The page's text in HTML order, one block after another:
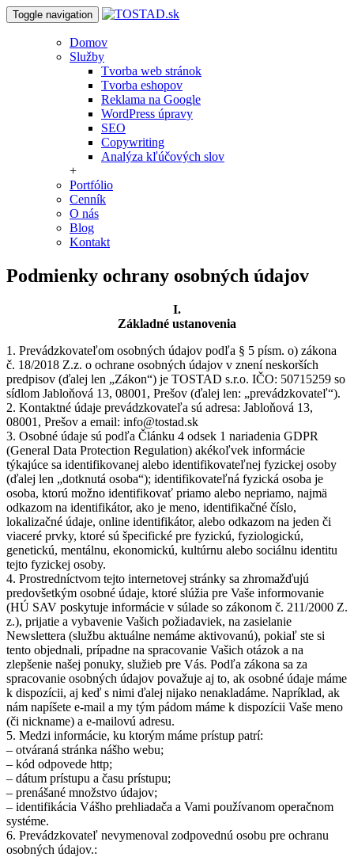
Toggle navigation
Domov
Služby
Tvorba web stránok
Tvorba eshopov
Reklama na Google
WordPress úpravy
SEO
Copywriting
Analýza kľúčových slov
+
Portfólio
Cenník
O nás
Blog
Kontakt
Podmienky ochrany osobných údajov
I.
Základné ustanovenia
1. Prevádzkovateľom osobných údajov podľa § 5 písm. o) zákona
č. 18/2018 Z.z. o ochrane osobných údajov v znení neskorších
predpisov (ďalej len „Zákon“) je TOSTAD s.r.o. IČO: 50715259 so
sídlom Jabloňová 13, 08001, Prešov (ďalej len: „prevádzkovateľ“).
2. Kontaktné údaje prevádzkovateľa sú adresa: Jabloňová 13,
08001, Prešov a email: info@tostad.sk
3. Osobné údaje sú podľa Článku 4 odsek 1 nariadenia GDPR
(General Data Protection Regulation) akékoľvek informácie
týkajúce sa identifikovanej alebo identifikovateľnej fyzickej osoby
(ďalej len „dotknutá osoba“); identifikovateľná fyzická osoba je
osoba, ktorú možno identifikovať priamo alebo nepriamo, najmä
odkazom na identifikátor, ako je meno, identifikačné číslo,
lokalizačné údaje, online identifikátor, alebo odkazom na jeden či
viaceré prvky, ktoré sú špecifické pre fyzickú, fyziologickú,
genetickú, mentálnu, ekonomickú, kultúrnu alebo sociálnu identitu
tejto fyzickej osoby.
4. Prostredníctvom tejto internetovej stránky sa zhromažďujú
predovšetkým osobné údaje, ktoré slúžia pre Vaše informovanie
(HÚ SAV poskytuje informácie v súlade so zákonom č. 211/2000 Z.
z.), prijatie a vybavenie Vašich požiadaviek, na zasielanie
Newslettera (službu aktuálne nemáme aktivovanú), pokiaľ ste si
tento objednali, prípadne na spracovanie Vašich otázok a na
zlepšenie našej ponuky, služieb pre Vás. Podľa zákona sa za
spracovanie osobných údajov považuje aj to, ak osobné údaje máme
k dispozícii, aj keď s nimi ďalej nijako nenakladáme. Napríklad, ak
nám napíšete e-mail a my tým pádom máme k dispozícii Vaše meno
(či nickname) a e-mailovú adresu.
5. Medzi informácie, ku ktorým máme prístup patrí:
– otváraná stránka nášho webu;
– kód odpovede http;
– dátum prístupu a času prístupu;
– prenášané množstvo údajov;
– identifikácia Vášho prehliadača a Vami používanom operačnom
systéme.
6. Prevádzkovateľ nevymenoval zodpovednú osobu pre ochranu
osobných údajov.: